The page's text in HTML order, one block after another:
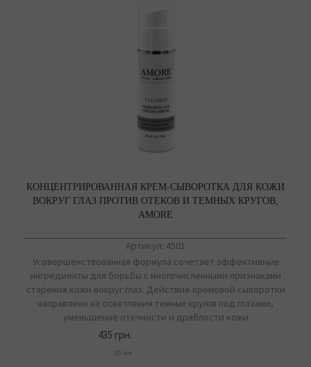
КОНЦЕНТРИРОВАННАЯ КРЕМ-СЫВОРОТКА ДЛЯ КОЖИ
ВОКРУГ ГЛАЗ ПРОТИВ ОТЕКОВ И ТЕМНЫХ КРУГОВ,
AMORE
Артикул: 4501
Усовершенствованная формула сочетает эффективные
ингредиенты для борьбы с многочисленными признаками
старения кожи вокруг глаз. Действие кремовой сыворотки
направлено на осветления темных кругов под глазами,
уменьшение отечности и дряблости кожи
435 грн.
30 мл